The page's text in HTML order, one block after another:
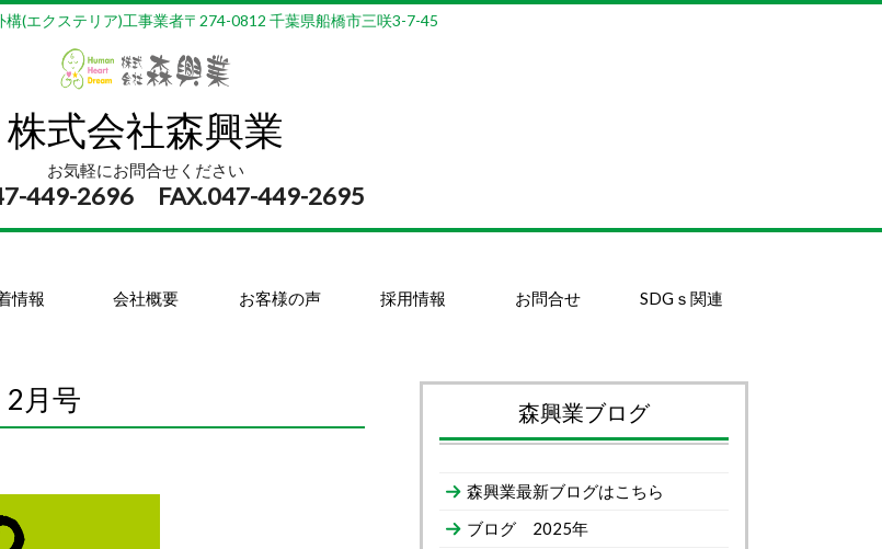
構(エクステリア)工事業者〒274-0812 千葉県船橋市三咲3-7-45
株式会社森興業
お気軽にお問合せください
449-2696 FAX.047-449-2695
情報 会社概要 お客様の声 採用情報 お問合せ SDGｓ関連
月号 森興業ブログ
森興業最新ブログはこちら
ブログ 2025年